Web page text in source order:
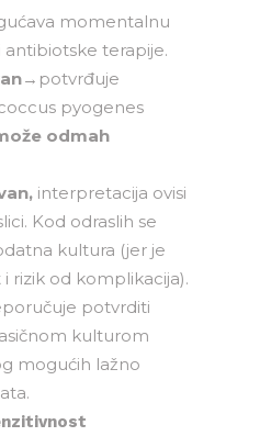
momentalnu
terapije.
→potvrđuje
pyogenes
odmah
interpretacija ovisi
Kod odraslih se
kultura (jer je
rizik od komplikacija).
potvrditi
kulturom
mogućih lažno